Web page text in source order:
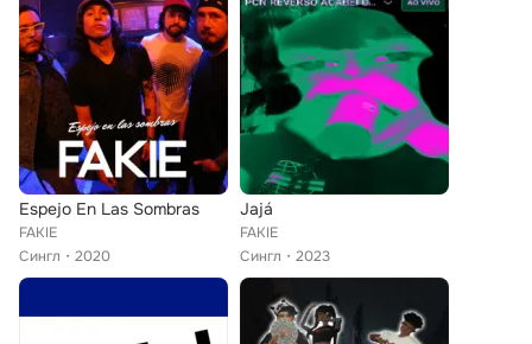
Espejo En Las Sombras
FAKIE
Сингл
2020
Jajá
FAKIE
Сингл
2023